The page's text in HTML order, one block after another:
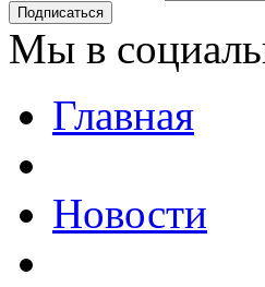
Подписаться
Мы в
Главная
Новости